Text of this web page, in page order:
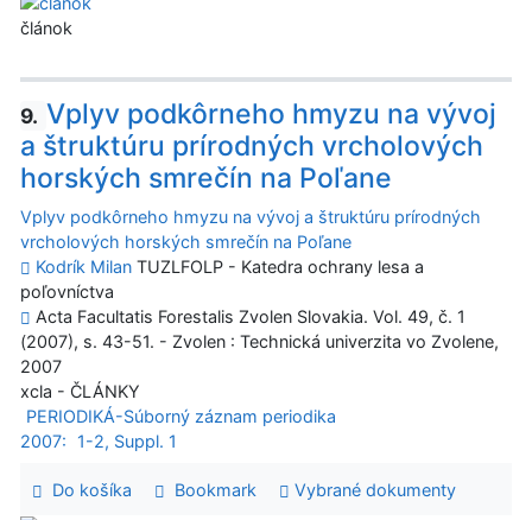
článok
9. Vplyv podkôrneho hmyzu na vývoj
a štruktúru prírodných vrcholových
horských smrečín na Poľane
Vplyv podkôrneho hmyzu na vývoj a štruktúru prírodných
vrcholových horských smrečín na Poľane
Kodrík Milan TUZLFOLP - Katedra ochrany lesa a
poľovníctva
Acta Facultatis Forestalis Zvolen Slovakia. Vol. 49, č. 1
(2007), s. 43-51. - Zvolen : Technická univerzita vo Zvolene,
2007
xcla - ČLÁNKY
PERIODIKÁ-Súborný záznam periodika
2007:
1-2, Suppl. 1
Do košíka Bookmark Vybrané dokumenty